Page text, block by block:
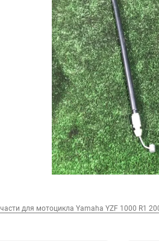
для мотоцикла Yamaha YZF 1000 R1